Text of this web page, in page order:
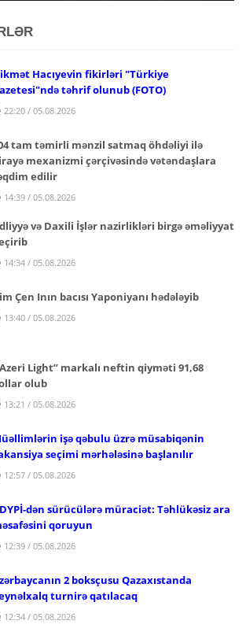
Hacıyevin fikirləri "Türkiye
təhrif olunub (FOTO)
22:20 / 05.08.2026
tam təmirli mənzil satmaq öhdəliyi ilə
mexanizmi çərçivəsində vətəndaşlara
edilir
14:39 / 05.08.2026
və Daxili İşlər nazirlikləri birgə əməliyyat
14:34 / 05.08.2026
Çen Inın bacısı Yaponiyanı hədələyib
13:40 / 05.08.2026
Light” markalı neftin qiyməti 91,68
olub
13:21 / 05.08.2026
işə qəbulu üzrə müsabiqənin
seçimi mərhələsinə başlanılır
12:57 / 05.08.2026
dən sürücülərə müraciət: Təhlükəsiz ara
qoruyun
12:39 / 05.08.2026
2 boksçusu Qazaxıstanda
turnirə qatılacaq
12:34 / 05.08.2026